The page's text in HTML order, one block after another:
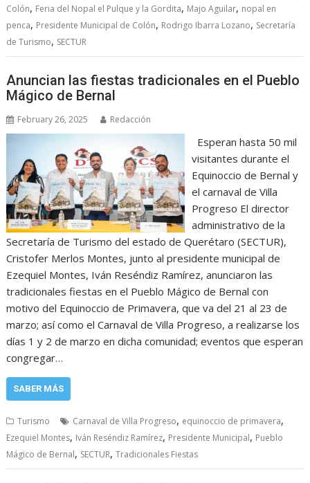
Colón, Feria del Nopal el Pulque y la Gordita, Majo Aguilar, nopal en
penca, Presidente Municipal de Colón, Rodrigo Ibarra Lozano, Secretaría
de Turismo, SECTUR
Anuncian las fiestas tradicionales en el Pueblo
Mágico de Bernal
February 26, 2025 Redacción
Esperan hasta 50 mil
visitantes durante el
Equinoccio de Bernal y
el carnaval de Villa
Progreso El director
administrativo de la
Secretaría de Turismo del estado de Querétaro (SECTUR),
Cristofer Merlos Montes, junto al presidente municipal de
Ezequiel Montes, Iván Reséndiz Ramírez, anunciaron las
tradicionales fiestas en el Pueblo Mágico de Bernal con
motivo del Equinoccio de Primavera, que va del 21 al 23 de
marzo; así como el Carnaval de Villa Progreso, a realizarse los
días 1 y 2 de marzo en dicha comunidad; eventos que esperan
congregar…
SABER MÁS
Turismo Carnaval de Villa Progreso, equinoccio de primavera,
Ezequiel Montes, Iván Reséndiz Ramírez, Presidente Municipal, Pueblo
Mágico de Bernal, SECTUR,Tradicionales Fiestas